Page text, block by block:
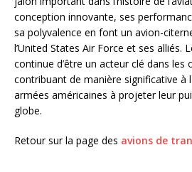
conception innovante, ses
sa polyvalence en font un avion-
l’United States Air Force et ses alliés.
continue d’être un acteur clé dans les
contribuant de manière significative à
armées américaines à projeter leur
globe.
Retour sur la page des avions de